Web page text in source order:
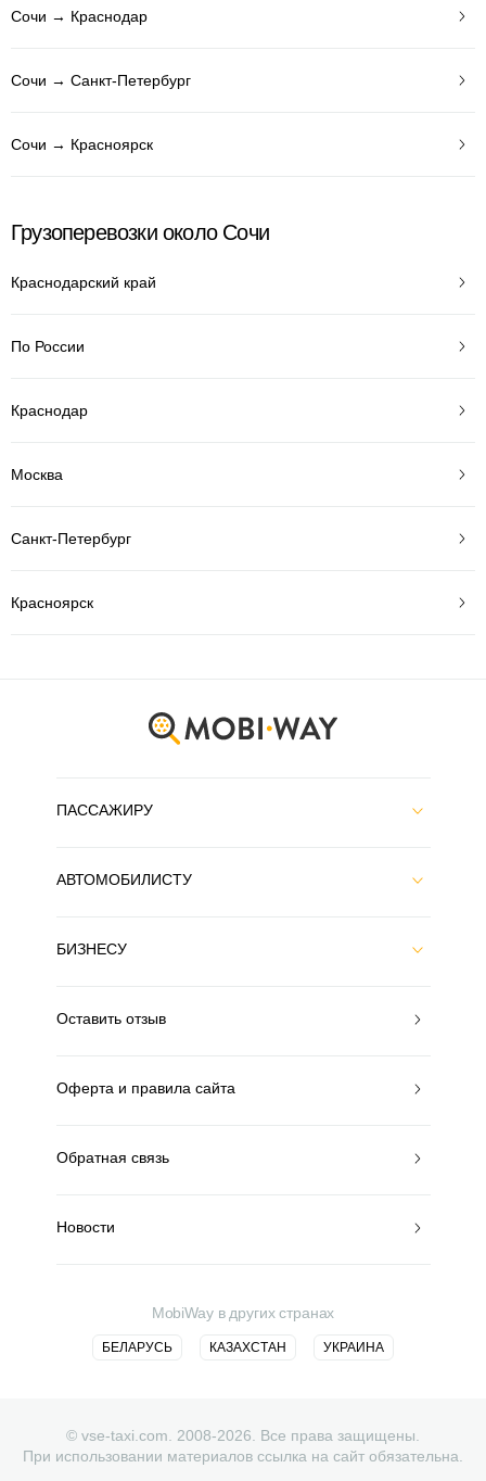
Сочи → Краснодар
Сочи → Санкт-Петербург
Сочи → Красноярск
Грузоперевозки около Сочи
Краснодарский край
По России
Краснодар
Москва
Санкт-Петербург
Красноярск
ПАССАЖИРУ
АВТОМОБИЛИСТУ
БИЗНЕСУ
Оставить отзыв
Оферта и правила сайта
Обратная связь
Новости
MobiWay в других странах
БЕЛАРУСЬ КАЗАХСТАН УКРАИНА
© vse-taxi.com. 2008-2026. Все права защищены.
При использовании материалов ссылка на сайт обязательна.